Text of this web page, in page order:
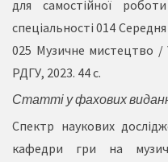
для самостійної
спеціальності 014
025 Музичне мистецтво /
РДГУ, 2023. 44 с.
Статті у фахових
Спектр наукових
кафедри гри на